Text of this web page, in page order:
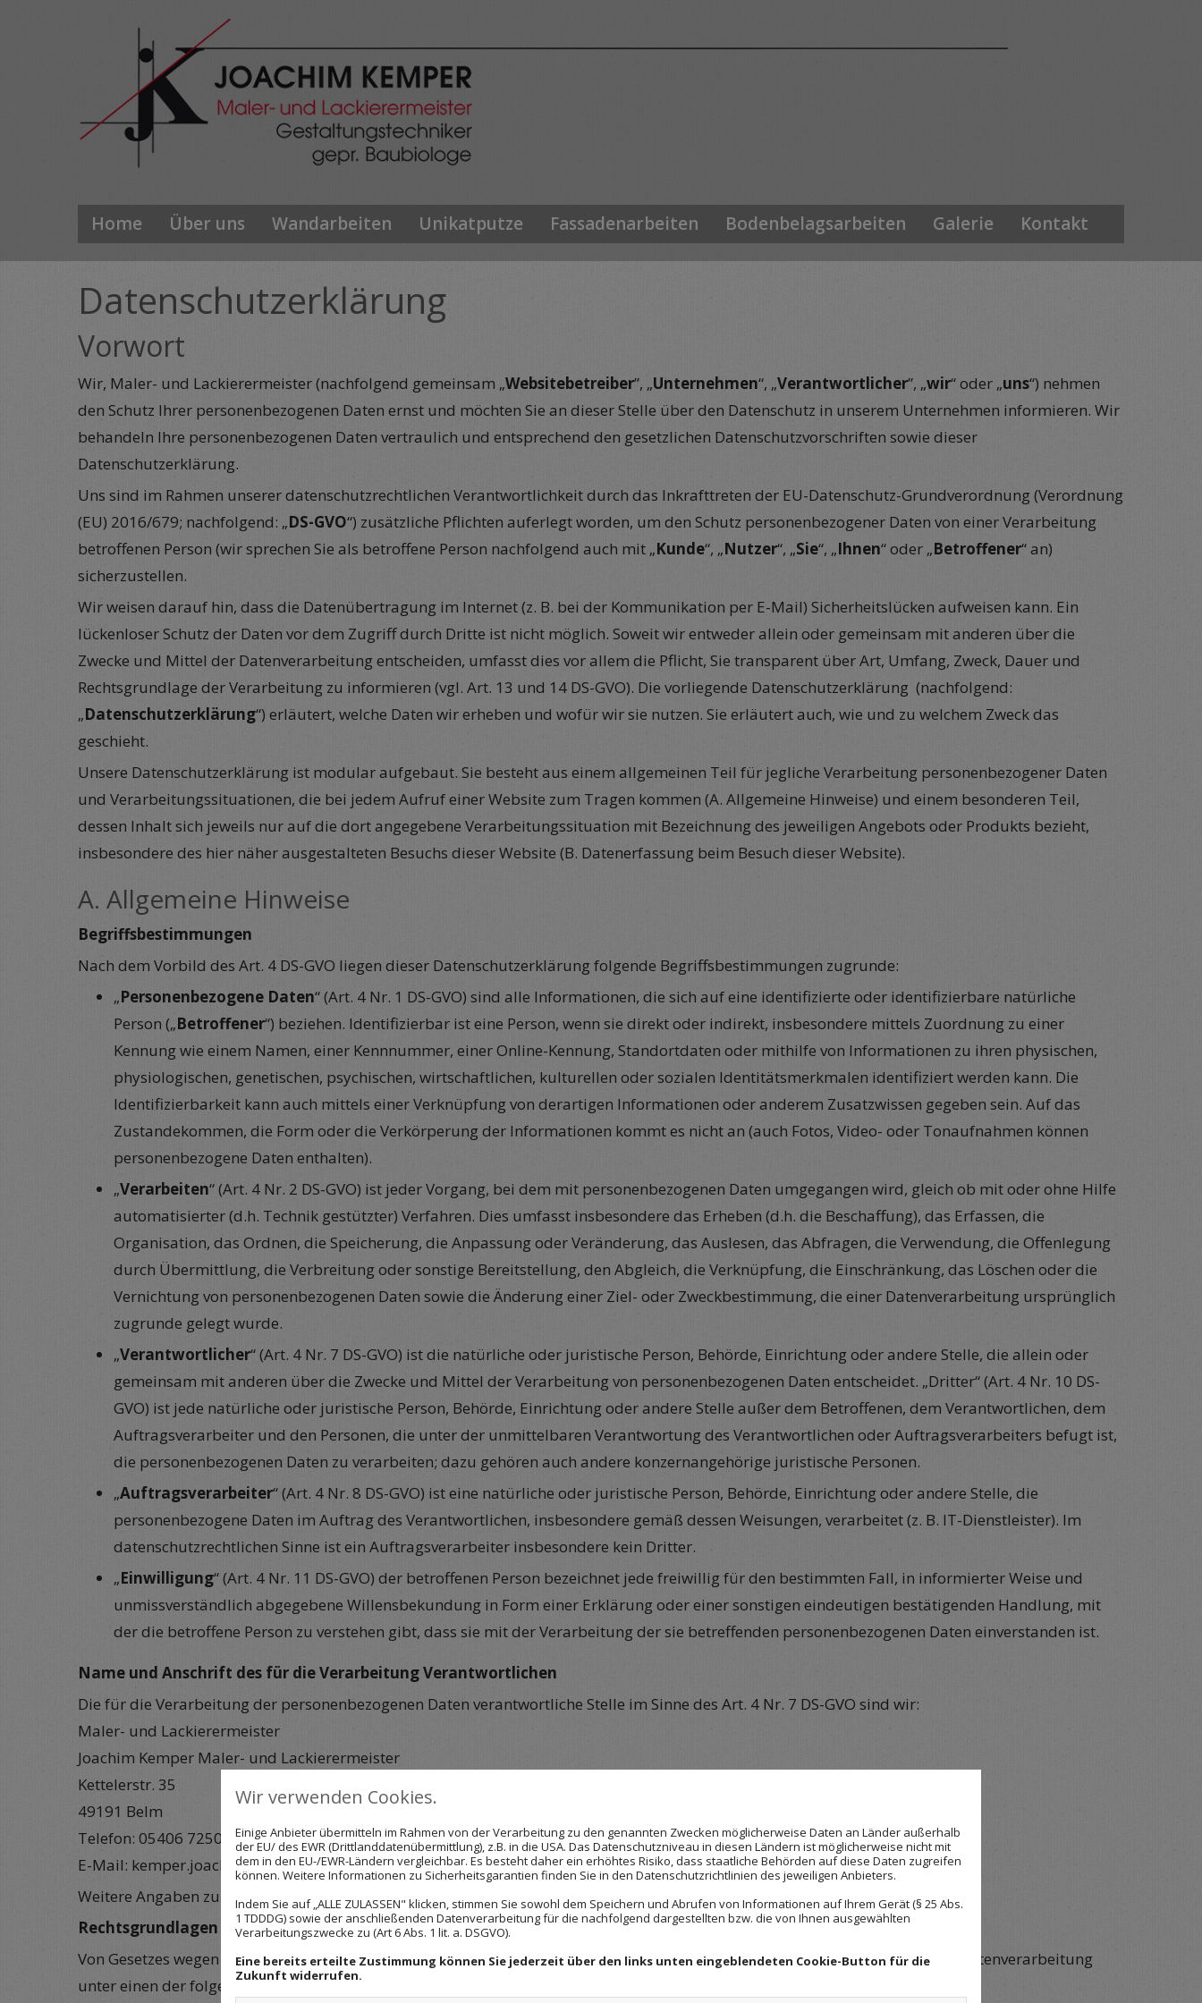
Home Über uns Wandarbeiten Unikatputze Fassadenarbeiten Bodenbelagsarbeiten Galerie Kontakt
Datenschutzerklärung
Vorwort
Wir, Maler- und Lackierermeister (nachfolgend gemeinsam „Websitebetreiber”, „Unternehmen“, „Verantwortlicher”, „wir“ oder „uns“) nehmen
den Schutz Ihrer personenbezogenen Daten ernst und möchten Sie an dieser Stelle über den Datenschutz in unserem Unternehmen informieren. Wir
behandeln Ihre personenbezogenen Daten vertraulich und entsprechend den gesetzlichen Datenschutzvorschriften sowie dieser
Datenschutzerklärung.
Uns sind im Rahmen unserer datenschutzrechtlichen Verantwortlichkeit durch das Inkrafttreten der EU-Datenschutz-Grundverordnung (Verordnung
(EU) 2016/679; nachfolgend: „DS-GVO“) zusätzliche Pflichten auferlegt worden, um den Schutz personenbezogener Daten von einer Verarbeitung
betroffenen Person (wir sprechen Sie als betroffene Person nachfolgend auch mit „Kunde“, „Nutzer“, „Sie“, „Ihnen“ oder „Betroffener“ an)
sicherzustellen.
Wir weisen darauf hin, dass die Datenübertragung im Internet (z. B. bei der Kommunikation per E-Mail) Sicherheitslücken aufweisen kann. Ein
lückenloser Schutz der Daten vor dem Zugriff durch Dritte ist nicht möglich. Soweit wir entweder allein oder gemeinsam mit anderen über die
Zwecke und Mittel der Datenverarbeitung entscheiden, umfasst dies vor allem die Pflicht, Sie transparent über Art, Umfang, Zweck, Dauer und
Rechtsgrundlage der Verarbeitung zu informieren (vgl. Art. 13 und 14 DS-GVO). Die vorliegende Datenschutzerklärung (nachfolgend:
„Datenschutzerklärung“) erläutert, welche Daten wir erheben und wofür wir sie nutzen. Sie erläutert auch, wie und zu welchem Zweck das
geschieht.
Unsere Datenschutzerklärung ist modular aufgebaut. Sie besteht aus einem allgemeinen Teil für jegliche Verarbeitung personenbezogener Daten
und Verarbeitungssituationen, die bei jedem Aufruf einer Website zum Tragen kommen (A. Allgemeine Hinweise) und einem besonderen Teil,
dessen Inhalt sich jeweils nur auf die dort angegebene Verarbeitungssituation mit Bezeichnung des jeweiligen Angebots oder Produkts bezieht,
insbesondere des hier näher ausgestalteten Besuchs dieser Website (B. Datenerfassung beim Besuch dieser Website).
A. Allgemeine Hinweise
Begriffsbestimmungen
Nach dem Vorbild des Art. 4 DS-GVO liegen dieser Datenschutzerklärung folgende Begriffsbestimmungen zugrunde:
„Personenbezogene Daten“ (Art. 4 Nr. 1 DS-GVO) sind alle Informationen, die sich auf eine identifizierte oder identifizierbare natürliche
Person („Betroffener“) beziehen. Identifizierbar ist eine Person, wenn sie direkt oder indirekt, insbesondere mittels Zuordnung zu einer
Kennung wie einem Namen, einer Kennnummer, einer Online-Kennung, Standortdaten oder mithilfe von Informationen zu ihren physischen,
physiologischen, genetischen, psychischen, wirtschaftlichen, kulturellen oder sozialen Identitätsmerkmalen identifiziert werden kann. Die
Identifizierbarkeit kann auch mittels einer Verknüpfung von derartigen Informationen oder anderem Zusatzwissen gegeben sein. Auf das
Zustandekommen, die Form oder die Verkörperung der Informationen kommt es nicht an (auch Fotos, Video- oder Tonaufnahmen können
personenbezogene Daten enthalten).
„Verarbeiten“ (Art. 4 Nr. 2 DS-GVO) ist jeder Vorgang, bei dem mit personenbezogenen Daten umgegangen wird, gleich ob mit oder ohne Hilfe
automatisierter (d.h. Technik gestützter) Verfahren. Dies umfasst insbesondere das Erheben (d.h. die Beschaffung), das Erfassen, die
Organisation, das Ordnen, die Speicherung, die Anpassung oder Veränderung, das Auslesen, das Abfragen, die Verwendung, die Offenlegung
durch Übermittlung, die Verbreitung oder sonstige Bereitstellung, den Abgleich, die Verknüpfung, die Einschränkung, das Löschen oder die
Vernichtung von personenbezogenen Daten sowie die Änderung einer Ziel- oder Zweckbestimmung, die einer Datenverarbeitung ursprünglich
zugrunde gelegt wurde.
„Verantwortlicher“ (Art. 4 Nr. 7 DS-GVO) ist die natürliche oder juristische Person, Behörde, Einrichtung oder andere Stelle, die allein oder
gemeinsam mit anderen über die Zwecke und Mittel der Verarbeitung von personenbezogenen Daten entscheidet. „Dritter“ (Art. 4 Nr. 10 DS-
GVO) ist jede natürliche oder juristische Person, Behörde, Einrichtung oder andere Stelle außer dem Betroffenen, dem Verantwortlichen, dem
Auftragsverarbeiter und den Personen, die unter der unmittelbaren Verantwortung des Verantwortlichen oder Auftragsverarbeiters befugt ist,
die personenbezogenen Daten zu verarbeiten; dazu gehören auch andere konzernangehörige juristische Personen.
„Auftragsverarbeiter“ (Art. 4 Nr. 8 DS-GVO) ist eine natürliche oder juristische Person, Behörde, Einrichtung oder andere Stelle, die
personenbezogene Daten im Auftrag des Verantwortlichen, insbesondere gemäß dessen Weisungen, verarbeitet (z. B. IT-Dienstleister). Im
datenschutzrechtlichen Sinne ist ein Auftragsverarbeiter insbesondere kein Dritter.
„Einwilligung“ (Art. 4 Nr. 11 DS-GVO) der betroffenen Person bezeichnet jede freiwillig für den bestimmten Fall, in informierter Weise und
unmissverständlich abgegebene Willensbekundung in Form einer Erklärung oder einer sonstigen eindeutigen bestätigenden Handlung, mit
der die betroffene Person zu verstehen gibt, dass sie mit der Verarbeitung der sie betreffenden personenbezogenen Daten einverstanden ist.
Name und Anschrift des für die Verarbeitung Verantwortlichen
Die für die Verarbeitung der personenbezogenen Daten verantwortliche Stelle im Sinne des Art. 4 Nr. 7 DS-GVO sind wir:
Maler- und Lackierermeister
Joachim Kemper Maler- und Lackierermeister
Kettelerstr. 35
49191 Belm
Telefon: 05406 7250
E-Mail: kemper.joachim@web.de
Weitere Angaben zu unserem Unternehmen können dem Impressum auf unserer Website entnommen werden.
Rechtsgrundlagen der Datenverarbeitung
Von Gesetzes wegen ist im Grundsatz jede Verarbeitung personenbezogener Daten verboten und nur dann erlaubt, wenn die Datenverarbeitung
unter einen der folgenden Rechtfertigungstatbestände fällt:
Wir verwenden Cookies.
Einige Anbieter übermitteln im Rahmen von der Verarbeitung zu den genannten Zwecken möglicherweise Daten an Länder außerhalb
der EU/ des EWR (Drittlanddatenübermittlung), z.B. in die USA. Das Datenschutzniveau in diesen Ländern ist möglicherweise nicht mit
dem in den EU-/EWR-Ländern vergleichbar. Es besteht daher ein erhöhtes Risiko, dass staatliche Behörden auf diese Daten zugreifen
können. Weitere Informationen zu Sicherheitsgarantien finden Sie in den Datenschutzrichtlinien des jeweiligen Anbieters.
Indem Sie auf „ALLE ZULASSEN" klicken, stimmen Sie sowohl dem Speichern und Abrufen von Informationen auf Ihrem Gerät (§ 25 Abs.
1 TDDDG) sowie der anschließenden Datenverarbeitung für die nachfolgend dargestellten bzw. die von Ihnen ausgewählten
Verarbeitungszwecke zu (Art 6 Abs. 1 lit. a. DSGVO).
Eine bereits erteilte Zustimmung können Sie jederzeit über den links unten eingeblendeten Cookie-Button für die
Zukunft widerrufen.